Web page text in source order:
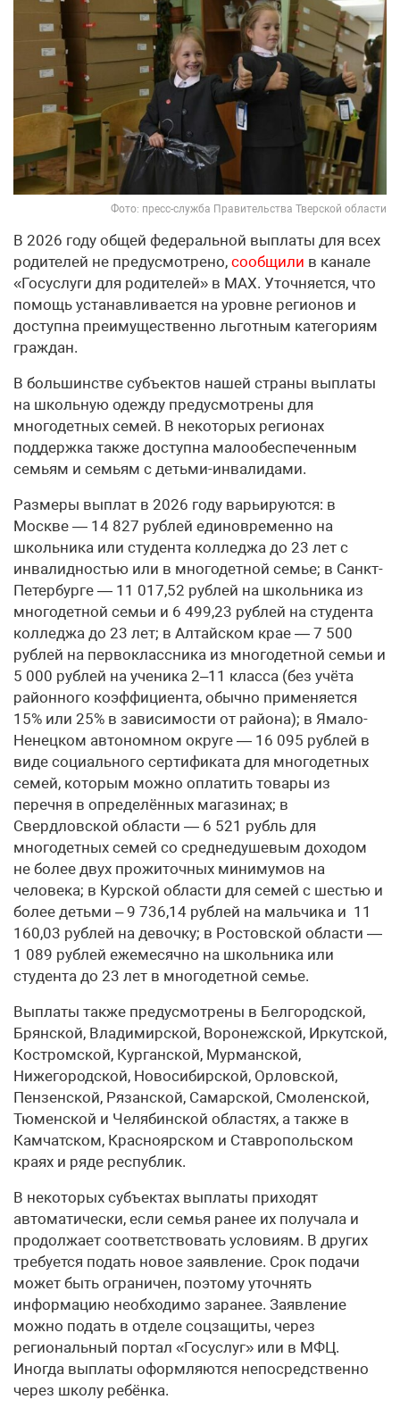
Фото: пресс-служба Правительства Тверской области
В 2026 году общей федеральной выплаты для всех
родителей не предусмотрено, сообщили в канале
«Госуслуги для родителей» в МАХ. Уточняется, что
помощь устанавливается на уровне регионов и
доступна преимущественно льготным категориям
граждан.
В большинстве субъектов нашей страны выплаты
на школьную одежду предусмотрены для
многодетных семей. В некоторых регионах
поддержка также доступна малообеспеченным
семьям и семьям с детьми-инвалидами.
Размеры выплат в 2026 году варьируются: в
Москве — 14 827 рублей единовременно на
школьника или студента колледжа до 23 лет с
инвалидностью или в многодетной семье; в Санкт-
Петербурге — 11 017,52 рублей на школьника из
многодетной семьи и 6 499,23 рублей на студента
колледжа до 23 лет; в Алтайском крае — 7 500
рублей на первоклассника из многодетной семьи и
5 000 рублей на ученика 2–11 класса (без учёта
районного коэффициента, обычно применяется
15% или 25% в зависимости от района); в Ямало-
Ненецком автономном округе — 16 095 рублей в
виде социального сертификата для многодетных
семей, которым можно оплатить товары из
перечня в определённых магазинах; в
Свердловской области — 6 521 рубль для
многодетных семей со среднедушевым доходом
не более двух прожиточных минимумов на
человека; в Курской области для семей с шестью и
более детьми – 9 736,14 рублей на мальчика и 11
160,03 рублей на девочку; в Ростовской области —
1 089 рублей ежемесячно на школьника или
студента до 23 лет в многодетной семье.
Выплаты также предусмотрены в Белгородской,
Брянской, Владимирской, Воронежской, Иркутской,
Костромской, Курганской, Мурманской,
Нижегородской, Новосибирской, Орловской,
Пензенской, Рязанской, Самарской, Смоленской,
Тюменской и Челябинской областях, а также в
Камчатском, Красноярском и Ставропольском
краях и ряде республик.
В некоторых субъектах выплаты приходят
автоматически, если семья ранее их получала и
продолжает соответствовать условиям. В других
требуется подать новое заявление. Срок подачи
может быть ограничен, поэтому уточнять
информацию необходимо заранее. Заявление
можно подать в отделе соцзащиты, через
региональный портал «Госуслуг» или в МФЦ.
Иногда выплаты оформляются непосредственно
через школу ребёнка.